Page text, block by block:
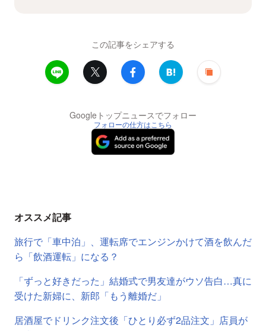
この記事をシェアする
Googleトップニュースでフォロー
フォローの仕方はこちら
オススメ記事
旅行で「車中泊」、運転席でエンジンかけて酒を飲んだ
ら「飲酒運転」になる？
「ずっと好きだった」結婚式で男友達がウソ告白…真に
受けた新婦に、新郎「もう離婚だ」
居酒屋でドリンク注文後「ひとり必ず2品注文」店員が